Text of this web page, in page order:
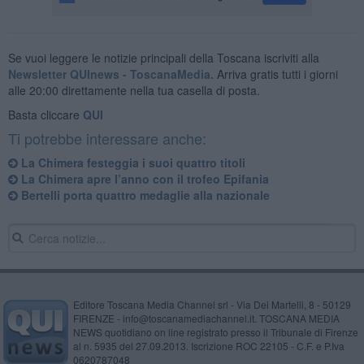
Se vuoi leggere le notizie principali della Toscana iscriviti alla
Newsletter QUInews - ToscanaMedia. Arriva gratis tutti i giorni
alle 20:00 direttamente nella tua casella di posta.
Basta cliccare QUI
Ti potrebbe interessare anche:
La Chimera festeggia i suoi quattro titoli
La Chimera apre l’anno con il trofeo Epifania
Bertelli porta quattro medaglie alla nazionale
Editore Toscana Media Channel srl - Via Dei Martelli, 8 - 50129
FIRENZE - info@toscanamediachannel.it. TOSCANA MEDIA
NEWS quotidiano on line registrato presso il Tribunale di Firenze
al n. 5935 del 27.09.2013. Iscrizione ROC 22105 - C.F. e P.Iva
0620787048